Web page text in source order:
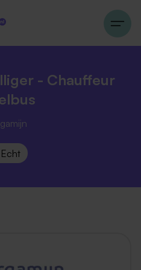
- Chauffeur
Echt